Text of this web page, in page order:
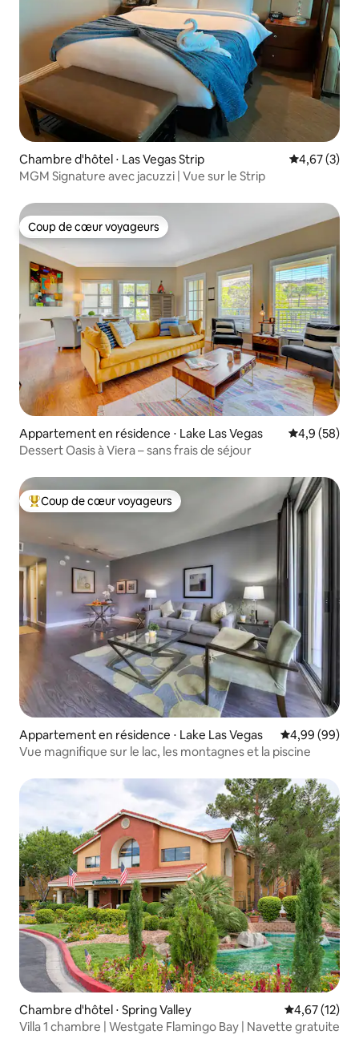
Chambre d'hôtel ⋅ Las Vegas Strip Évaluation
4,67 (3)
MGM Signature avec jacuzzi | Vue sur le Strip
Coup de cœur voyageurs
Coup de cœur voyageurs
Appartement en résidence ⋅ Lake Las Vegas Évaluation
4,9 (58)
Dessert Oasis à Viera – sans frais de séjour
Coups de cœur voyageurs les plus appréciés
Coup de cœur voyageurs
Appartement en résidence ⋅ Lake Las Vegas Évaluation
4,99 (99)
Vue magnifique sur le lac, les montagnes et la piscine
Chambre d'hôtel ⋅ Spring Valley Évaluation
4,67 (12)
Villa 1 chambre | Westgate Flamingo Bay | Navette gratuite